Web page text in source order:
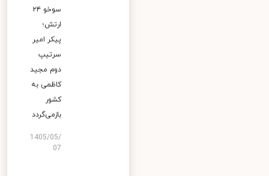
سوخو ۲۴
ارتش؛
پیکر امیر
سرتیپ
دوم مجید
کاظمی به
کشور
بازمی‌گردد
1405/05/
07